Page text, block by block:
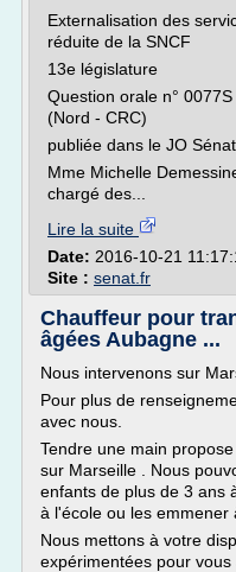
Externalisation des
réduite de la SNCF
13e législature
Question orale n°
(Nord - CRC)
publiée dans le JO
Mme Michelle
chargé des...
Lire la suite
Date: 2016-10-21
Site : senat.fr
Chauffeur pour
âgées Aubagne ...
Nous intervenons sur
Pour plus de
avec nous.
Tendre une main
sur Marseille . Nous
enfants de plus de 3 ans
à l'école ou les emmener
Nous mettons à votre
expérimentées pour